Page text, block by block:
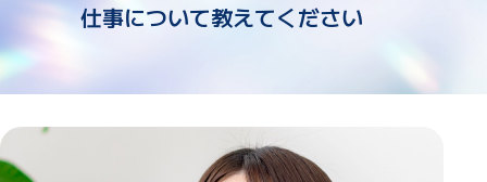
仕事について教えてください